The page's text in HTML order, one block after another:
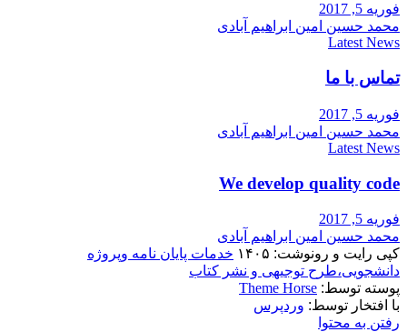
فوریه 5, 2017
محمد حسین امین ابراهیم آبادی
Latest News
تماس با ما
فوریه 5, 2017
محمد حسین امین ابراهیم آبادی
Latest News
We develop quality code
فوریه 5, 2017
محمد حسین امین ابراهیم آبادی
کپی رایت و رونوشت: ۱۴۰۵
خدمات پایان نامه وپروژه
دانشجویی،طرح توجیهی و نشر کتاب
پوسته توسط: Theme Horse
با افتخار توسط: وردپرس
رفتن به محتوا